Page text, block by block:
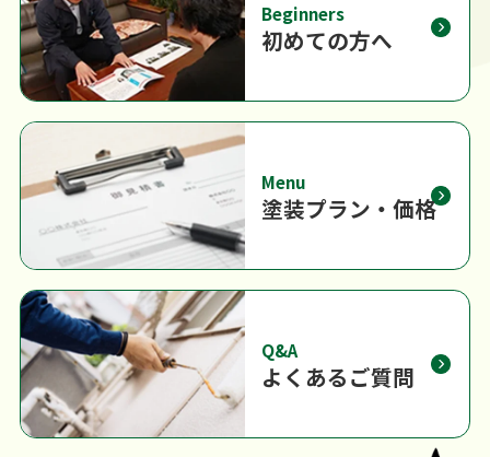
Beginners
初めての方へ
Menu
塗装プラン・価格
Q&A
よくあるご質問